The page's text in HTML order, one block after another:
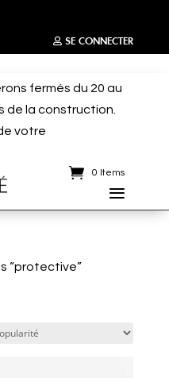
SE CONNECTER
fermés du 20 au
de la construction.
votre
0 Items
“protective”